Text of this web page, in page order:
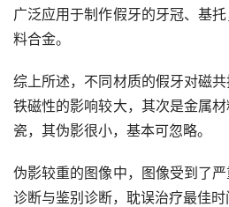
广泛应用于制作假牙的牙冠、基
料合金。
综上所述，不同材质的假牙对磁
铁磁性的影响较大，其次是金属
瓷，其伪影很小，基本可忽略。
伪影较重的图像中，图像受到了
诊断与鉴别诊断，耽误治疗最佳时